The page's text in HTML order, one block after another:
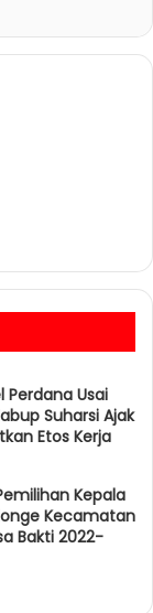
Perdana Usai
Suharsi Ajak
Etos Kerja
Kepala
Kecamatan
Bakti 2022-